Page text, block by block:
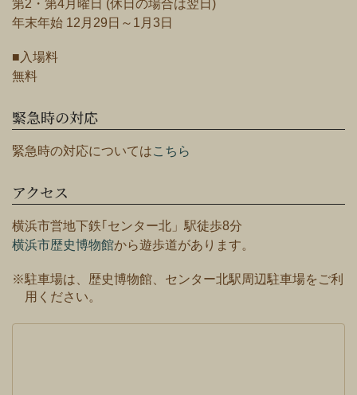
第2・第4月曜日 (休日の場合は翌日)
年末年始 12月29日～1月3日
■入場料
無料
緊急時の対応
緊急時の対応についてはこちら
アクセス
横浜市営地下鉄｢センター北」駅徒歩8分
横浜市歴史博物館から遊歩道があります。
※駐車場は、歴史博物館、センター北駅周辺駐車場をご利
用ください。